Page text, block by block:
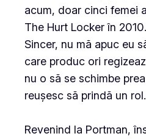
acum, doar cinci femei
The Hurt Locker în 2010.
Sincer, nu mă apuc eu
care produc ori
nu o să se schimbe
reușesc să prindă un
Revenind la Portman,